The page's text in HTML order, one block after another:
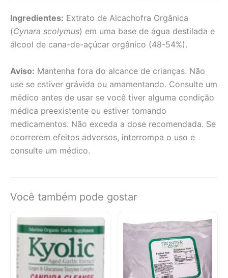
Ingredientes: Extrato de Alcachofra Orgânica
(Cynara scolymus) em uma base de água destilada e
álcool de cana-de-açúcar orgânico (48-54%).
Aviso: Mantenha fora do alcance de crianças. Não
use se estiver grávida ou amamentando. Consulte um
médico antes de usar se você tiver alguma condição
médica preexistente ou estiver tomando
medicamentos. Não exceda a dose recomendada. Se
ocorrerem efeitos adversos, interrompa o uso e
consulte um médico.
Você também pode gostar